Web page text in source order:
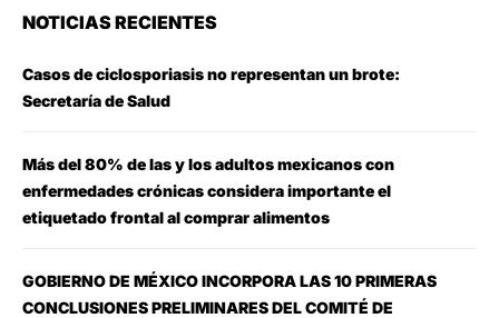
NOTICIAS RECIENTES
Casos de ciclosporiasis no representan un brote:
Secretaría de Salud
Más del 80% de las y los adultos mexicanos con
enfermedades crónicas considera importante el
etiquetado frontal al comprar alimentos
GOBIERNO DE MÉXICO INCORPORA LAS 10 PRIMERAS
CONCLUSIONES PRELIMINARES DEL COMITÉ DE